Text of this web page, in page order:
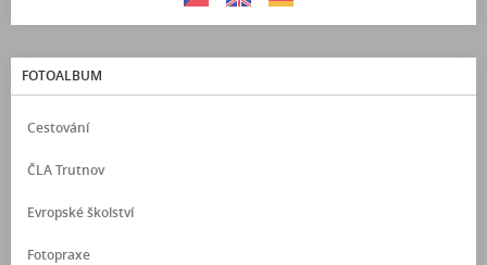
FOTOALBUM
Cestování
ČLA Trutnov
Evropské školství
Fotopraxe